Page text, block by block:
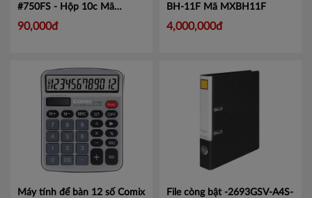
#750FS - Hộp 10c Mã
LIN750
90,000đ
BH-11F Mã MXBH11F
4,000,000đ
Máy tính để bàn 12 số Comix
File còng bật -2693GSV-A4S-